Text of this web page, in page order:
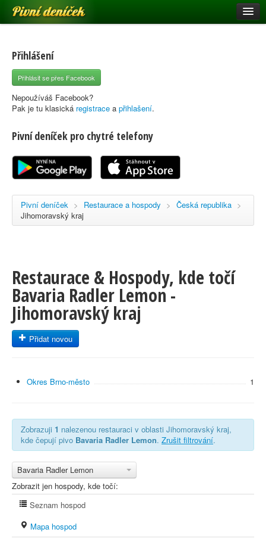
Pivní deníček
Pivní mapa
Pivní značky
Nápověda
Registrace
Přihlášení
Přihlásit se přes Facebook
Nepoužíváš Facebook?
Pak je tu klasická registrace a přihlašení.
Pivní deníček pro chytré telefony
Pivní deníček > Restaurace a hospody > Česká republika >
Jihomoravský kraj
Restaurace & Hospody, kde točí
Bavaria Radler Lemon -
Jihomoravský kraj
Přidat novou
Okres Brno-město 1
Zobrazuji 1 nalezenou restauraci v oblasti Jihomoravský kraj,
kde čepují pivo Bavaria Radler Lemon. Zrušit filtrování.
Bavaria Radler Lemon
Zobrazit jen hospody, kde točí:
Seznam hospod
Mapa hospod